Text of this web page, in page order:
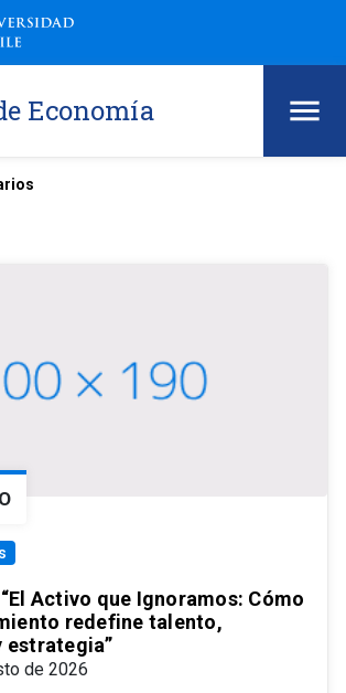
Economía
Activo que Ignoramos: Cómo
redefine talento,
estrategia”
de 2026